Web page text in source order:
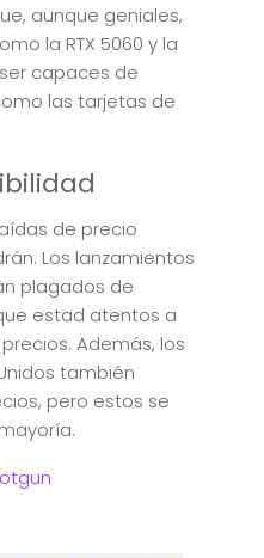
aunque geniales,
la RTX 5060 y la
ser capaces de
las tarjetas de
de precio
Los lanzamientos
plagados de
estad atentos a
Además, los
también
pero estos se